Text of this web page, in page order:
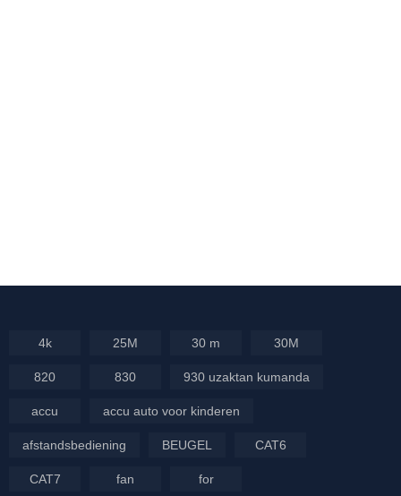
4k 25M 30 m 30M
820 830 930 uzaktan kumanda
accu accu auto voor kinderen
afstandsbediening BEUGEL CAT6
CAT7 fan for